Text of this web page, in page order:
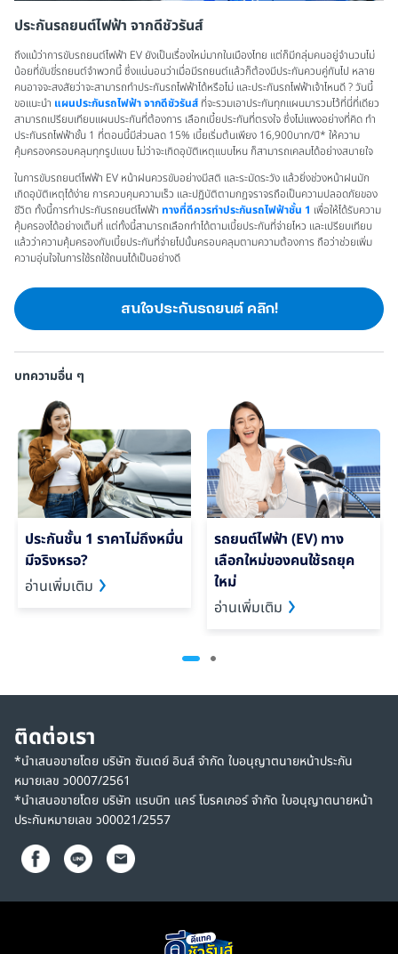
ประกันรถยนต์ไฟฟ้า จากดีชัวรันส์
ถึงแม้ว่าการขับรถยนต์ไฟฟ้า EV ยังเป็นเรื่องใหม่มากในเมืองไทย แต่ก็มีกลุ่มคนอยู่จำนวนไม่
น้อยที่ขับขี่รถยนต์จำพวกนี้ ซึ่งแน่นอนว่าเมื่อมีรถยนต์แล้วก็ต้องมีประกันควบคู่กันไป หลาย
คนอาจจะสงสัยว่าจะสามารถทำประกันรถไฟฟ้าได้หรือไม่ และประกันรถไฟฟ้าเจ้าไหนดี ? วันนี้
ขอแนะนำ แผนประกันรถไฟฟ้า จากดีชัวรันส์ ที่จะรวมเอาประกันทุกแผนมารวมไว้ที่นี่ที่เดียว
สามารถเปรียบเทียบแผนประกันที่ต้องการ เลือกเบี้ยประกันที่ตรงใจ ซึ่งไม่แพงอย่างที่คิด ทำ
ประกันรถไฟฟ้าชั้น 1 ที่ตอนนี้มีส่วนลด 15% เบี้ยเริ่มต้นเพียง 16,900บาท/ปี* ให้ความ
คุ้มครองครอบคลุมทุกรูปแบบ ไม่ว่าจะเกิดอุบัติเหตุแบบไหน ก็สามารถเคลมได้อย่างสบายใจ
ในการขับรถยนต์ไฟฟ้า EV หน้าฝนควรขับอย่างมีสติ และระมัดระวัง แล้วยิ่งช่วงหน้าฝนมัก
เกิดอุบัติเหตุได้ง่าย การควบคุมความเร็ว และปฏิบัติตามกฎจราจรถือเป็นความปลอดภัยของ
ชีวิต ทั้งนี้การทำประกันรถยนต์ไฟฟ้า ทางที่ดีควรทำประกันรถไฟฟ้าชั้น 1 เพื่อให้ได้รับความ
คุ้มครองได้อย่างเต็มที่ แต่ทั้งนี้สามารถเลือกทำได้ตามเบี้ยประกันที่จ่ายไหว และเปรียบเทียบ
แล้วว่าความคุ้มครองกับเบี้ยประกันที่จ่ายไปนั้นครอบคลุมตามความต้องการ ถือว่าช่วยเพิ่ม
ความอุ่นใจในการใช้รถใช้ถนนได้เป็นอย่างดี
สนใจประกันรถยนต์ คลิก!
บทความอื่น ๆ
ประกันชั้น 1 ราคาไม่ถึงหมื่น
มีจริงหรอ?
อ่านเพิ่มเติม
รถยนต์ไฟฟ้า (EV) ทาง
เลือกใหม่ของคนใช้รถยุค
ใหม่
อ่านเพิ่มเติม
ติดต่อเรา
*นำเสนอขายโดย บริษัท ซันเดย์ อินส์ จำกัด ใบอนุญาตนายหน้าประกัน
หมายเลข ว0007/2561
*นำเสนอขายโดย บริษัท แรบบิท แคร์ โบรคเกอร์ จำกัด ใบอนุญาตนายหน้า
ประกันหมายเลข ว00021/2557